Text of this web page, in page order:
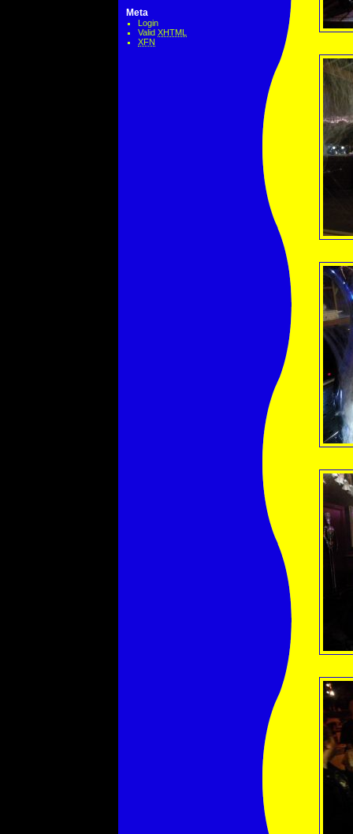
Meta
Login
Valid XHTML
XFN